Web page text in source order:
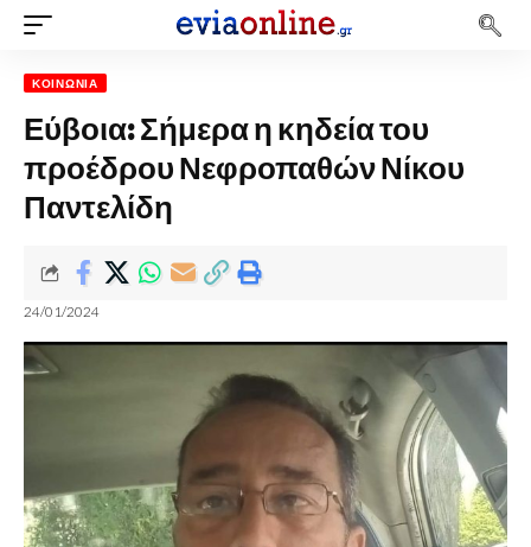
ΚΟΙΝΩΝΊΑ
Εύβοια: Σήμερα η κηδεία του
προέδρου Νεφροπαθών Νίκου
Παντελίδη
24/01/2024